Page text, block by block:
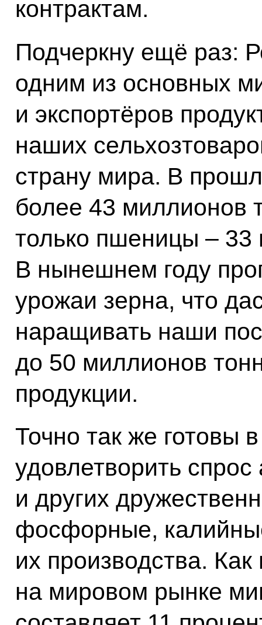
контрактам.
Подчеркну ещё раз:
одним из основных
и экспортёров
наших
страну мира. В
более 43 миллионов
только пшеницы – 33
В нынешнем году
урожаи зерна, что
наращивать наши
до 50 миллионов
продукции.
Точно так же готовы
удовлетворить
и других
фосфорные,
их производства.
на мировом рынке